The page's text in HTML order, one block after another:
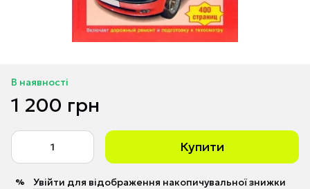
В наявності
1 200 грн
Купити
% Увійти для відображення накопичувальної знижки